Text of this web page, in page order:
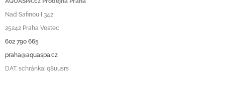
Nad Safinou I 342
25242 Praha Vestec
602 790 665
praha@aquaspa.cz
DAT. schránka: q8uusrs